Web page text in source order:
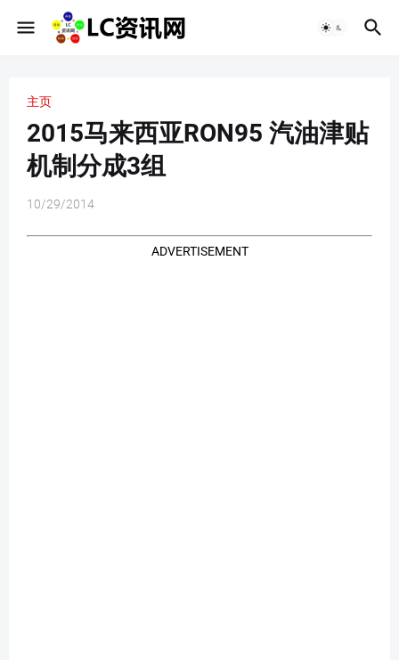
主页
2015马来西亚RON95 汽油津贴
机制分成3组
10/29/2014
ADVERTISEMENT